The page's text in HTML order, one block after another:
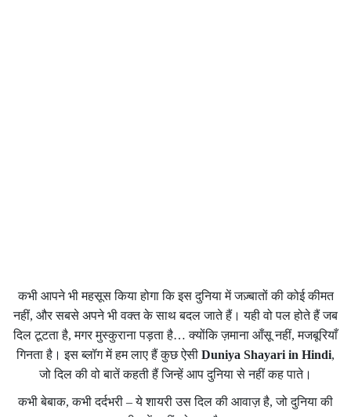
कभी आपने भी महसूस किया होगा कि इस दुनिया में जज़्बातों की कोई कीमत
नहीं, और सबसे अपने भी वक्त के साथ बदल जाते हैं। यही वो पल होते हैं जब
दिल टूटता है, मगर मुस्कुराना पड़ता है… क्योंकि ज़माना आँसू नहीं, मजबूरियाँ
गिनता है। इस ब्लॉग में हम लाए हैं कुछ ऐसी Duniya Shayari in Hindi,
जो दिल की वो बातें कहती हैं जिन्हें आप दुनिया से नहीं कह पाते।
कभी बेबाक, कभी दर्दभरी – ये शायरी उस दिल की आवाज़ है, जो दुनिया की